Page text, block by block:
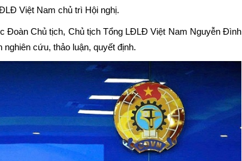
Việt Nam chủ trì Hội nghị.
Đoàn Chủ tịch, Chủ tịch Tổng LĐLĐ Việt Nam Nguyễn Đình
cứu, thảo luận, quyết định.